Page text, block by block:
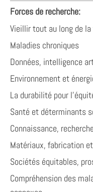
Forces de recherche:
Vieillir tout au long de la
Maladies chroniques
Données, intelligence
Environnement et
La durabilité pour
Santé et déterminants
Connaissance,
Matériaux, fabrication
Sociétés équitables,
Compréhension des